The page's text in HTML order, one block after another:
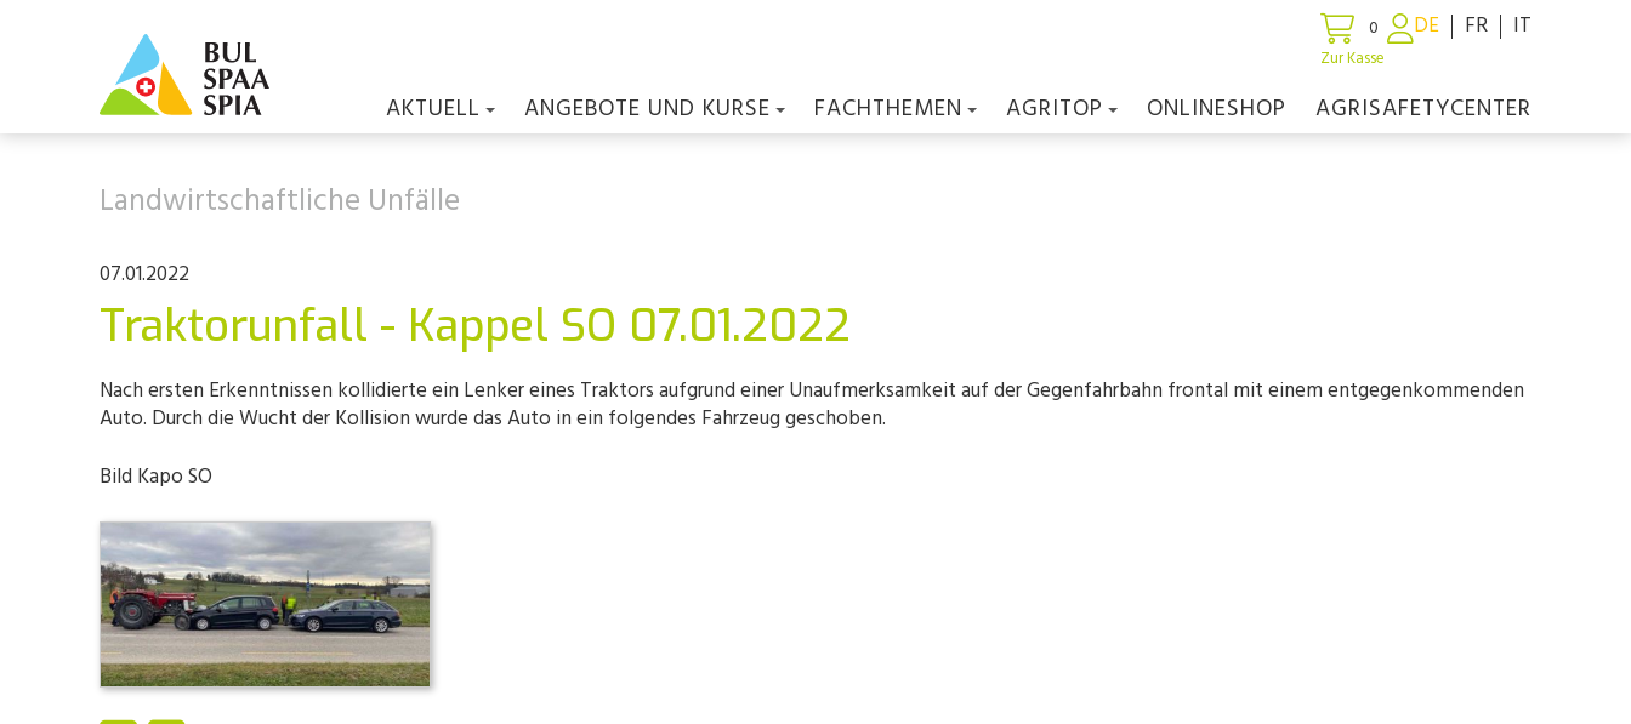
0
Zur Kasse
DE FR IT
AKTUELL ANGEBOTE UND KURSE FACHTHEMEN AGRITOP ONLINESHOP AGRISAFETYCENTER
Landwirtschaftliche Unfälle
07.01.2022
Traktorunfall - Kappel SO 07.01.2022
Nach ersten Erkenntnissen kollidierte ein Lenker eines Traktors aufgrund einer Unaufmerksamkeit auf der Gegenfahrbahn frontal mit einem entgegenkommenden
Auto. Durch die Wucht der Kollision wurde das Auto in ein folgendes Fahrzeug geschoben.
Bild Kapo SO